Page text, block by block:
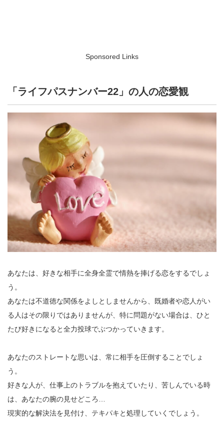
Sponsored Links
「ライフパスナンバー22」の人の恋愛観
あなたは、好きな相手に全身全霊で情熱を捧げる恋をするでしょ
う。
あなたは不道徳な関係をよしとしませんから、既婚者や恋人がい
る人はその限りではありませんが、特に問題がない場合は、ひと
たび好きになると全力投球でぶつかっていきます。
あなたのストレートな思いは、常に相手を圧倒することでしょ
う。
好きな人が、仕事上のトラブルを抱えていたり、苦しんでいる時
は、あなたの腕の見せどころ…
現実的な解決法を見付け、テキパキと処理していくでしょう。